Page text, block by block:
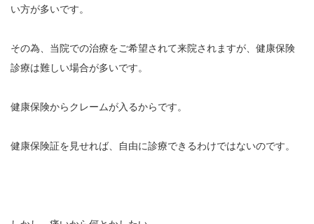
い方が多いです。
その為、当院での治療をご希望されて来院されますが、健康保険
診療は難しい場合が多いです。
健康保険からクレームが入るからです。
健康保険証を見せれば、自由に診療できるわけではないのです。
ST-SONIC
干渉波治療器
体成分分析装置
イトー ESPURGE
診療時間